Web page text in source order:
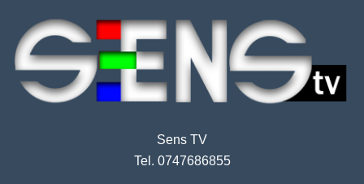
Sens TV
Tel. 0747686855